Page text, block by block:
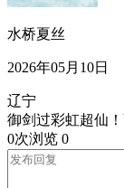
水桥夏丝
2026年05月10日
辽宁
御剑过彩虹超仙
0次浏览 0